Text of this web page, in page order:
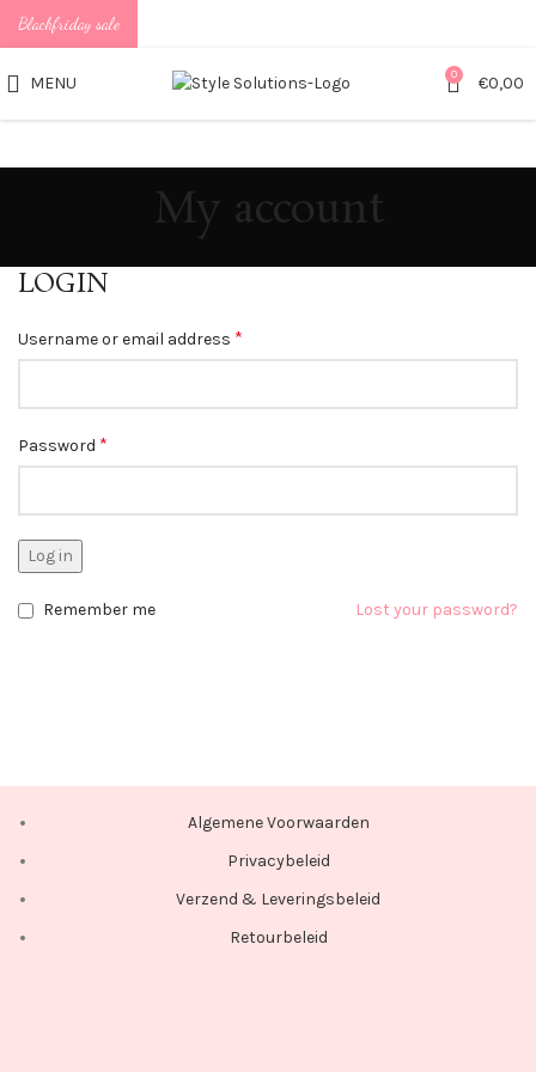
MENU 0 €0,00
My account
LOGIN
Username or email address *
Password *
Log in
Lost your password?
Remember me
Algemene Voorwaarden
Privacybeleid
Verzend & Leveringsbeleid
Retourbeleid
Blackfriday sale